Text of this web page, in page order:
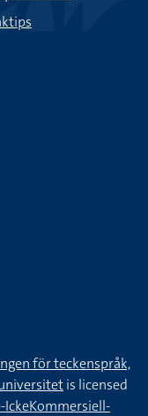
för teckenspråk,
is licensed
IckeKommersiell-